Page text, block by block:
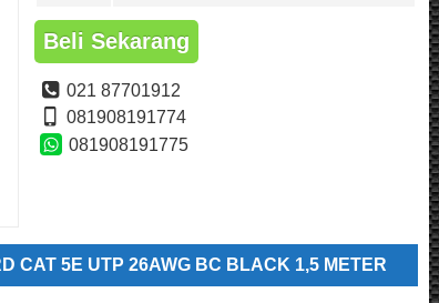
Beli Sekarang
021 87701912
081908191774
081908191775
CAT 5E UTP 26AWG BC BLACK 1,5 METER